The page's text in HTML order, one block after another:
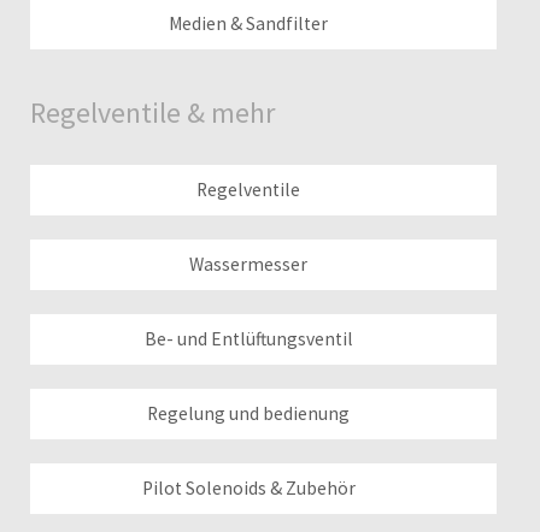
Medien & Sandfilter
Regelventile & mehr
Regelventile
Wassermesser
Be- und Entlüftungsventil
Regelung und bedienung
Pilot Solenoids & Zubehör